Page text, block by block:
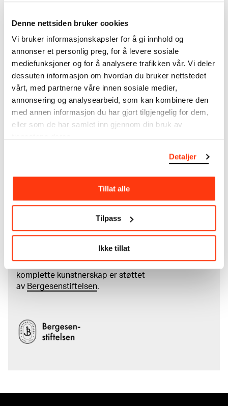
Denne nettsiden bruker cookies
Vi bruker informasjonskapsler for å gi innhold og
annonser et personlig preg, for å levere sosiale
mediefunksjoner og for å analysere trafikken vår. Vi deler
dessuten informasjon om hvordan du bruker nettstedet
vårt, med partnerne våre innen sosiale medier,
annonsering og analysearbeid, som kan kombinere den
med annen informasjon du har gjort tilgjengelig for dem,
eller som de har samlet inn gjennom din bruk av
Detaljer
Tillat alle
Tilpass
Ikke tillat
MUNCHs samling består av over 42 000 unike
museumsobjekter, inkludert nærmere 27 000 unike
kunstverk. I tillegg til den ekstraordinære samlingen
somEdvard Munchtestamenterte til Oslo
kommune i 1940, rommer museet også samlingene
til Rolf Stenersen, Amaldus Nielsen og Ludvig O.
Ravensberg.
Les mer om arbeidet med å digitalisere Munchs
kunstnerskap
Den digitale tilgjengeliggjøringen av museets
samling og katalogen over Edvard Munchs
komplette kunstnerskap er støttet
av Bergesenstiftelsen.